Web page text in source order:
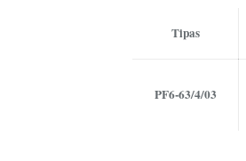
Tipas
PF6-63/4/03